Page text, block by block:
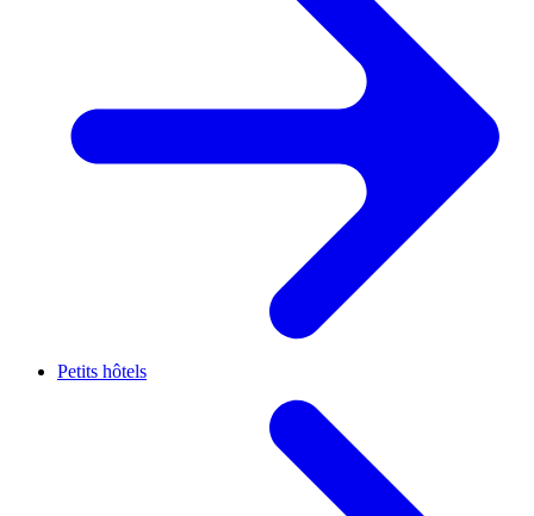
Petits hôtels